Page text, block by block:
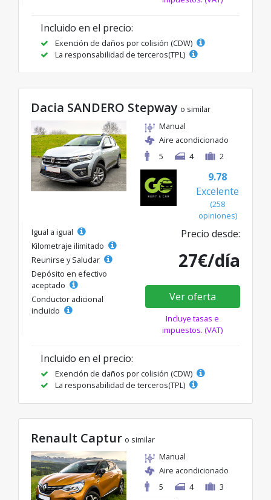
Incluido en el precio:
Exención de daños por colisión (CDW)
La responsabilidad de terceros(TPL)
Dacia SANDERO Stepway o similar
Manual
Aire acondicionado
5
4 2
9.78
Excelente
(258
opiniones)
Igual a igual
Kilometraje ilimitado
Reunirse y Saludar
Depósito en efectivo
aceptado
Conductor adicional
incluido
Precio desde:
27€/día
Ver oferta
Incluye tasas e
impuestos. (VAT)
Incluido en el precio:
Exención de daños por colisión (CDW)
La responsabilidad de terceros(TPL)
Renault Captur o similar
Manual
Aire acondicionado
5
4 3